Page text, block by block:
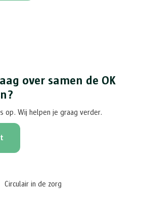
over samen de OK
op. Wij helpen je graag verder.